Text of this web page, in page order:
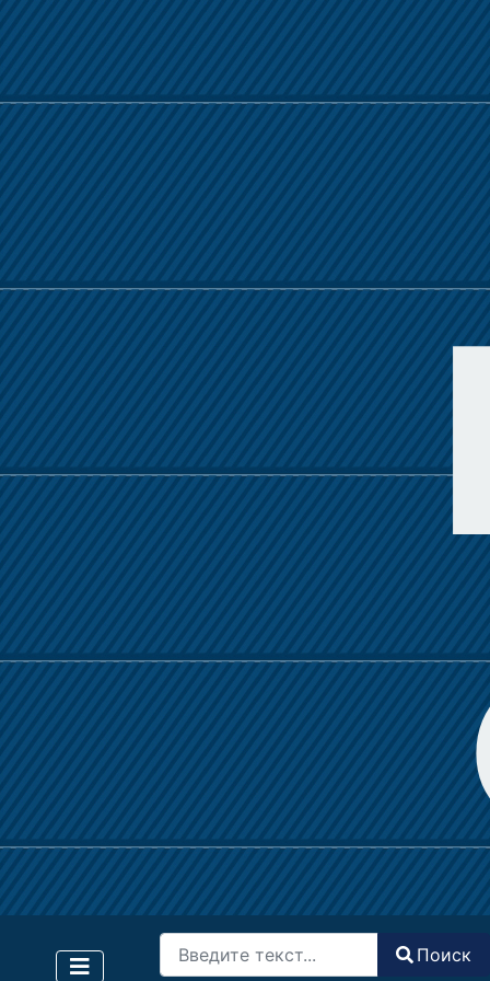
Поиск
Поиск